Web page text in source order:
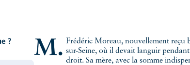
?
M. Frédéric Moreau, nouvellement reçu bachelier, s'en retournait à Nogent- sur-Seine, où il devait languir
droit. Sa mère, avec la somme